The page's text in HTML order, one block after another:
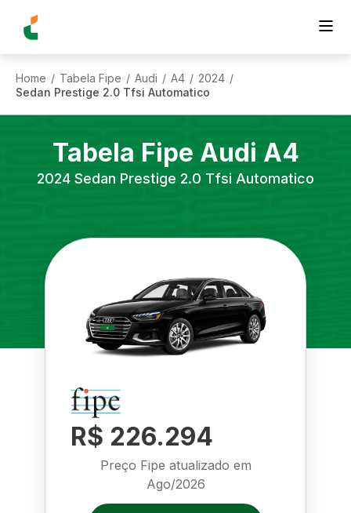
Home / Tabela Fipe / Audi / A4 / 2024 /
Sedan Prestige 2.0 Tfsi Automatico
Tabela Fipe Audi A4
2024 Sedan Prestige 2.0 Tfsi Automatico
R$ 226.294
Preço Fipe atualizado em
Ago/2026